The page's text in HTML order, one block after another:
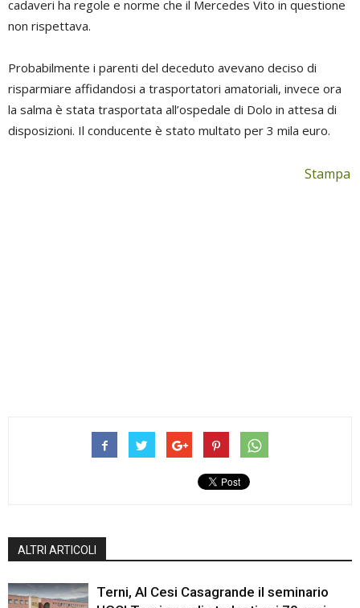
cadaveri ha regole e norme che il Mercedes Vito in questione
non rispettava.
Probabilmente i parenti del deceduto avevano deciso di
risparmiare affidandosi a trasportatori amatoriali, invece ora
la salma è stata trasportata all’ospedale di Dolo in attesa di
disposizioni. Il conducente è stato multato per 3 mila euro.
Stampa
ALTRI ARTICOLI
Terni, Al Cesi Casagrande il seminario